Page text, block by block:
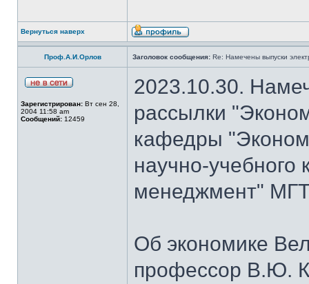
Вернуться наверх
Проф.А.И.Орлов Заголовок сообщения: Re: Намечены выпуски
Зарегистрирован: Вт сен 28,
2004 11:58 am
Сообщений: 12459
2023.10.30.
рассылки
кафедры
научно-
менеджмент"
Об экономике
профессор В.Ю.